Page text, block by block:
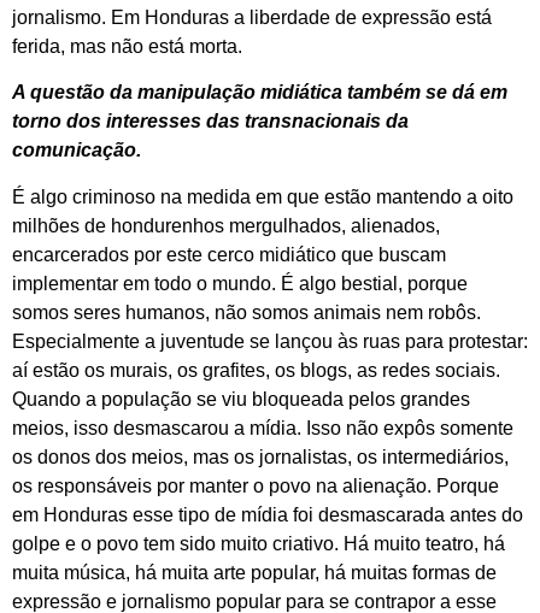
jornalismo. Em Honduras a liberdade de expressão está
ferida, mas não está morta.
A questão da manipulação midiática também se dá em
torno dos interesses das transnacionais da
comunicação.
É algo criminoso na medida em que estão mantendo a oito
milhões de hondurenhos mergulhados, alienados,
encarcerados por este cerco midiático que buscam
implementar em todo o mundo. É algo bestial, porque
somos seres humanos, não somos animais nem robôs.
Especialmente a juventude se lançou às ruas para protestar:
aí estão os murais, os grafites, os blogs, as redes sociais.
Quando a população se viu bloqueada pelos grandes
meios, isso desmascarou a mídia. Isso não expôs somente
os donos dos meios, mas os jornalistas, os intermediários,
os responsáveis por manter o povo na alienação. Porque
em Honduras esse tipo de mídia foi desmascarada antes do
golpe e o povo tem sido muito criativo. Há muito teatro, há
muita música, há muita arte popular, há muitas formas de
expressão e jornalismo popular para se contrapor a esse